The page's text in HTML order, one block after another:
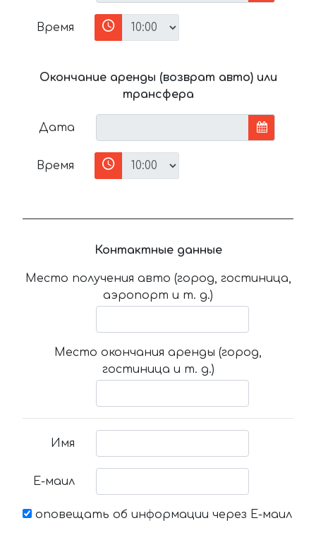
Время
Окончание аренды (возврат авто) или
трансфера
Дата
Время
Контактные данные
Место получения авто (город, гостиница,
аэропорт и т. д.)
Место окончания аренды (город,
гостиница и т. д.)
Имя
Е-маил
оповещать об информации через Е-маил